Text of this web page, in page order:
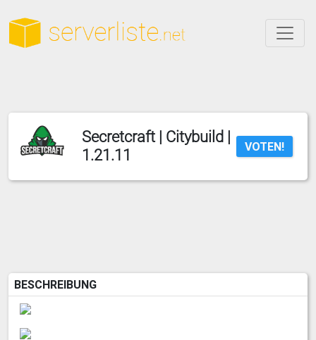
Secretcraft | Citybuild |
1.21.11
VOTEN!
BESCHREIBUNG